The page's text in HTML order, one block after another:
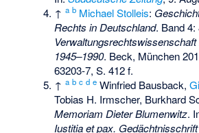
↑a b Michael Stolleis:
Rechts in Deutschland. Band 4:
1945–1990. Beck, München
63203-7, S. 412 f.
↑a b c d e Winfried Bausback,
Tobias H. Irmscher, Burkhard
Memoriam Dieter Blumenwitz.
Iustitia et pax.